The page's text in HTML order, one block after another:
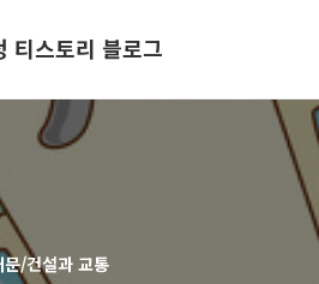
티스토리 블로그
/건설과 교통